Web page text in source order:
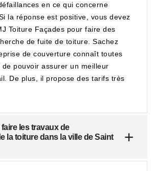
en ce qui concerne
la réponse est positive, vous devez
Toiture Façades pour faire des
de fuite de toiture. Sachez
de couverture connaît toutes
de pouvoir assurer un meilleur
De plus, il propose des tarifs très
les travaux de
la toiture dans la ville de Saint